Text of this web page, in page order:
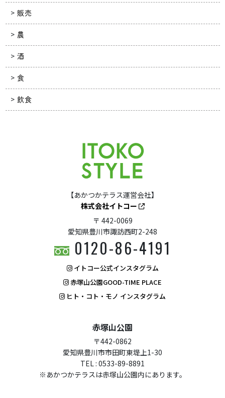
販売
農
酒
食
飲食
【あかつかテラス運営会社】
株式会社イトコー
〒 442-0069
愛知県豊川市諏訪西町2-248
0120-86-4191
イトコー公式インスタグラム
赤塚山公園GOOD-TIME PLACE
ヒト・コト・モノ インスタグラム
赤塚山公園
〒442-0862
愛知県豊川市市田町東堤上1-30
TEL : 0533-89-8891
※あかつかテラスは赤塚山公園内にあります。